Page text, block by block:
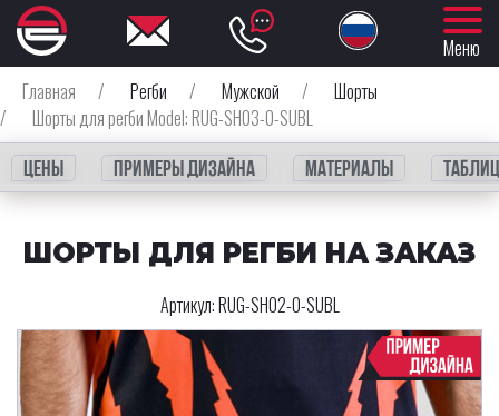
Меню
Главная
/ Регби / Мужской /
Шорты
/
Шорты для регби Model: RUG-SH03-0-SUBL
Цены Примеры дизайна Материалы
ШОРТЫ ДЛЯ РЕГБИ НА ЗАКАЗ
Артикул:RUG-SH02-0-SUBL